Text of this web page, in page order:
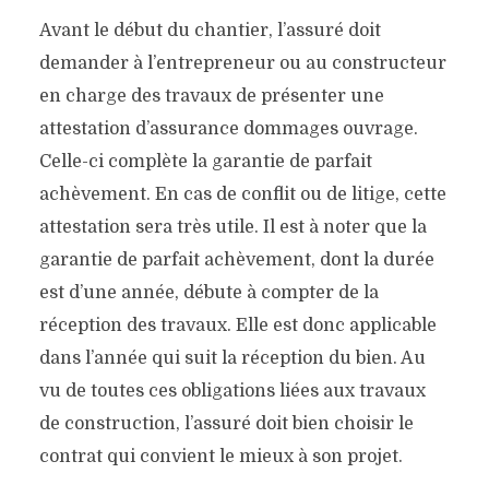
DansPenser aux assurances
Avant le début du chantier, l’assuré doit
demander à l’entrepreneur ou au constructeur
en charge des travaux de présenter une
attestation d’assurance dommages ouvrage.
Celle-ci complète la garantie de parfait
achèvement. En cas de conflit ou de litige, cette
attestation sera très utile. Il est à noter que la
garantie de parfait achèvement, dont la durée
est d’une année, débute à compter de la
réception des travaux. Elle est donc applicable
dans l’année qui suit la réception du bien. Au
vu de toutes ces obligations liées aux travaux
de construction, l’assuré doit bien choisir le
contrat qui convient le mieux à son projet.